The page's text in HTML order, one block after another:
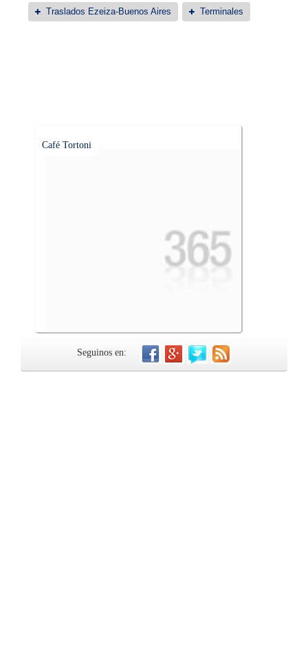
Traslados Ezeiza-Buenos Aires Terminales
Café Tortoni
Seguinos en: